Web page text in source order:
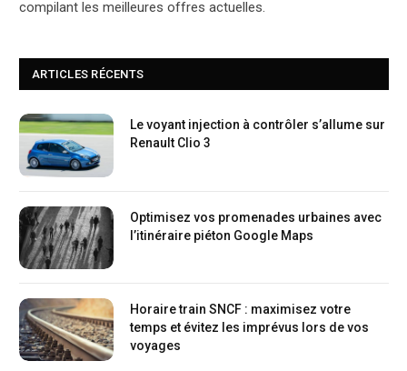
compilant les meilleures offres actuelles.
ARTICLES RÉCENTS
Le voyant injection à contrôler s’allume sur
Renault Clio 3
Optimisez vos promenades urbaines avec
l’itinéraire piéton Google Maps
Horaire train SNCF : maximisez votre
temps et évitez les imprévus lors de vos
voyages